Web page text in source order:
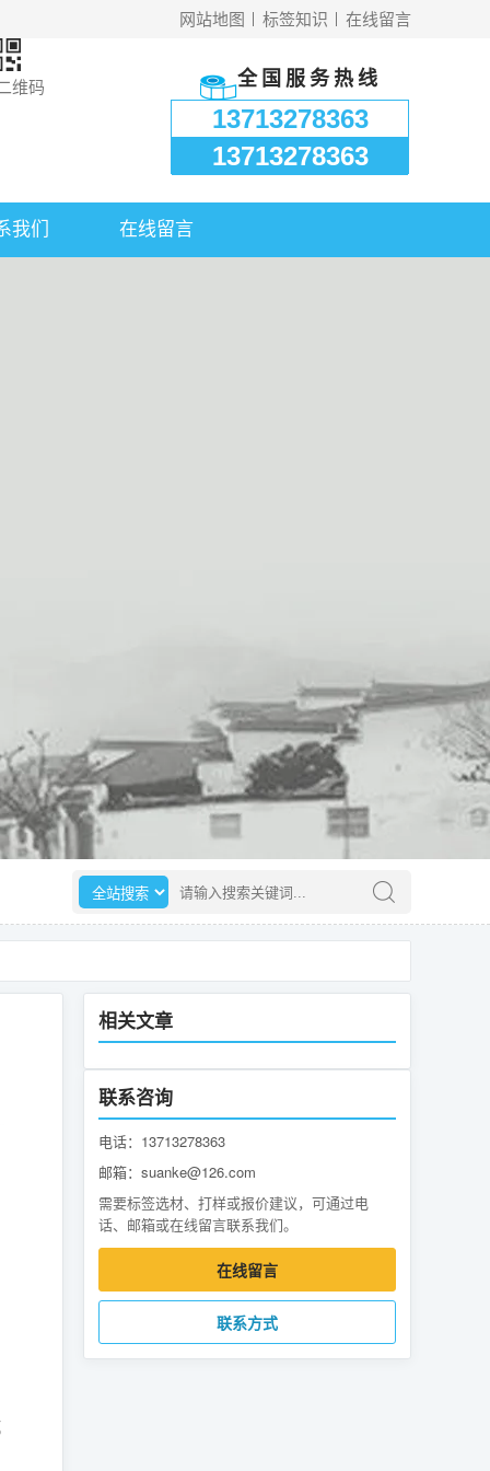
在线留言
标签知识
网站地图
维码 全国服务热线
13713278363
13713278363
我们 在线留言
选择搜索范围 请输入搜索关键词
相关文章
联系咨询
电话：13713278363
邮箱：suanke@126.com
需要标签选材、打样或报价建议，可通过电
话、邮箱或在线留言联系我们。
在线留言
联系方式